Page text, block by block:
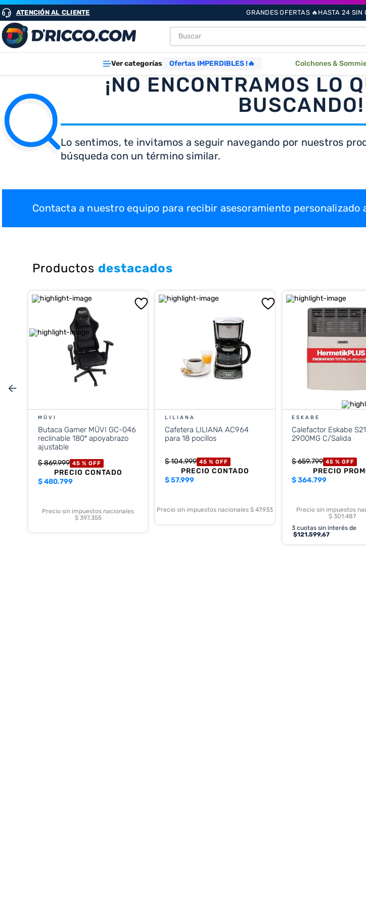
ATENCIÓN AL CLIENTE GRANDES OFERTAS 🔥HASTA 24 SIN
Buscar
Ver categorías Ofertas IMPERDIBLES !🔥 Colchones &
¡NO ENCONTRAMOS LO
BUSCANDO!
Lo sentimos, te invitamos a seguir navegando por nuestros
búsqueda con un término similar.
Contacta a nuestro equipo para recibir asesoramiento personalizado
Productos destacados
MÜVI
Butaca Gamer MÜVI GC-046
reclinable 180º apoyabrazo
ajustable
$869.999 45 % OFF
PRECIO CONTADO
$480.799
Precio sin impuestos nacionales
$ 397.355
LILIANA
Cafetera LILIANA AC964
para 18 pocillos
$104.999 45 % OFF
PRECIO CONTADO
$57.999
Precio sin impuestos nacionales $ 47.933
ESKABE
Calefactor Eskabe
2900MG C/Salida
$659.799 45 % OFF
PRECIO
$364.799
Precio sin impuestos
$ 301.487
3 cuotas sin interés de
$121.599,67
TÉRMINOS MÁS BUSCADOS
1. heladeras
2. lavarropas
4. cocinas
5 heladera
6